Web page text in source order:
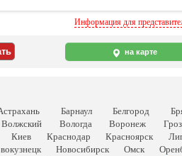
Информация для
на карте
Барнаул Белгород
Волжский Вологда Воронеж
Киев Краснодар Красноярск
Новосибирск Омск